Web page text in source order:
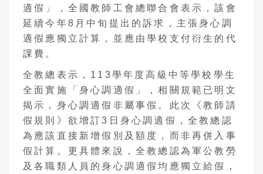
適假」，全國教師工會總聯合會表示，該會
延續今年8月中旬提出的訴求，主張身心調
適假應獨立計算，並應由學校支付衍生的代
課費。
全教總表示，113學年度高級中等學校學生
全面實施「身心調適假」，相關規範已明文
揭示，身心調適假非屬事假。此次《教師請
假規則》欲增訂3日身心調適假，全教總認
為應該直接新增假別及額度，而非再併入事
假計算。更具體來說，全教總認為軍公教勞
及各職類人員的身心調適假均應獨立給假，